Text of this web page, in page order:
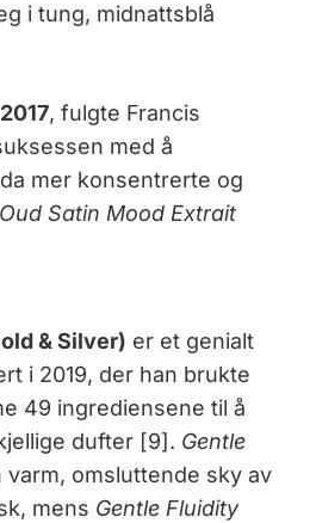
i tung, midnattsblå
2017, fulgte Francis
med å
mer konsentrerte og
Oud Satin Mood Extrait
& Silver) er et genialt
i 2019, der han brukte
49 ingrediensene til å
dufter [9]. Gentle
omsluttende sky av
mens Gentle Fluidity